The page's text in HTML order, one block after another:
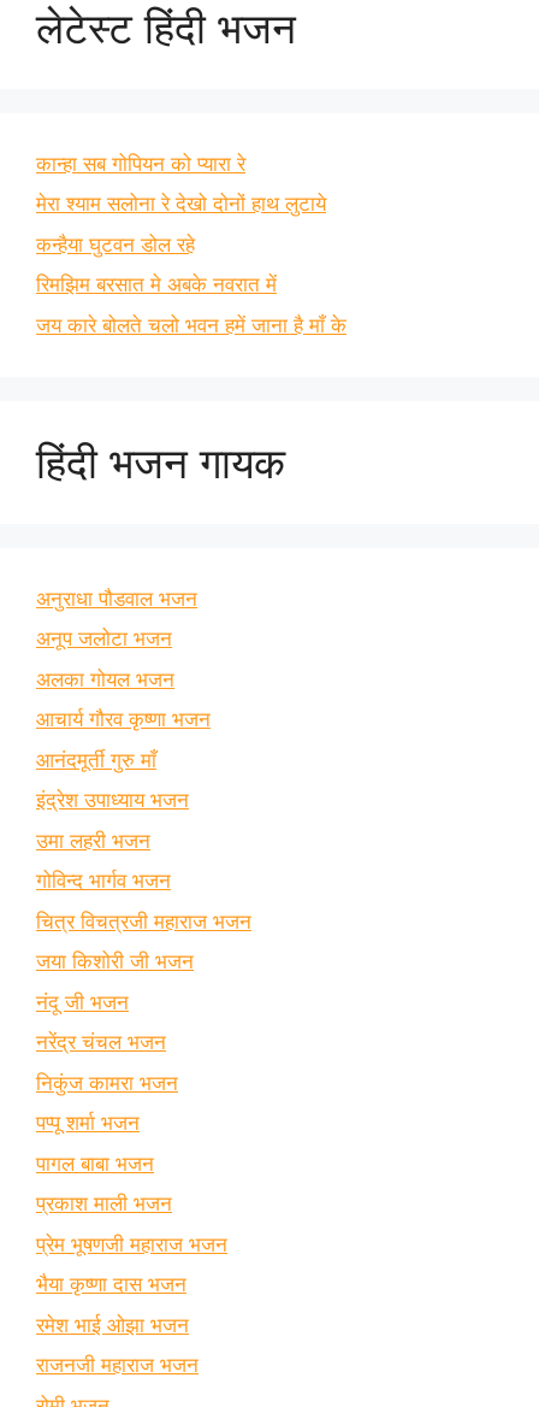
लेटेस्ट हिंदी भजन
कान्हा सब गोपियन को प्यारा रे
मेरा श्याम सलोना रे देखो दोनों हाथ लुटाये
कन्हैया घुटवन डोल रहे
रिमझिम बरसात मे अबके नवरात में
जय कारे बोलते चलो भवन हमें जाना है माँ के
हिंदी भजन गायक
अनुराधा पौडवाल भजन
अनूप जलोटा भजन
अलका गोयल भजन
आचार्य गौरव कृष्णा भजन
आनंदमूर्ती गुरु माँ
इंद्रेश उपाध्याय भजन
उमा लहरी भजन
गोविन्द भार्गव भजन
चित्र विचत्रजी महाराज भजन
जया किशोरी जी भजन
नंदू जी भजन
नरेंद्र चंचल भजन
निकुंज कामरा भजन
पप्पू शर्मा भजन
पागल बाबा भजन
प्रकाश माली भजन
प्रेम भूषणजी महाराज भजन
भैया कृष्णा दास भजन
रमेश भाई ओझा भजन
राजनजी महाराज भजन